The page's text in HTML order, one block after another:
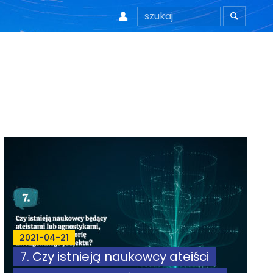
 
2021-04-21
7. Czy istnieją naukowcy ateiści